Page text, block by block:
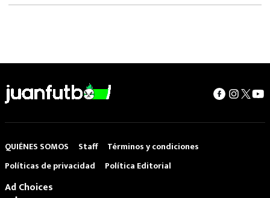
QUIÉNES SOMOS Staff
Términos y condiciones
Políticas de privacidad
Política Editorial
Ad Choices